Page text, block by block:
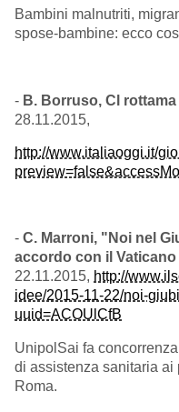
Bambini malnutriti,
spose-bambine: ecco
- B. Borruso, Cl
28.11.2015,
http://www.italiaoggi.it/
- C. Marroni, "Noi nel
accordo con il
22.11.2015, http://
idee/2015-11-22/noi-
uuid=ACOUlCfB
UnipolSai fa
di assistenza sanitaria
Roma.